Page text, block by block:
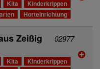
Kita
Kinderkrippen
Horteinrichtung
Zeißig
02977
Kita
Kinderkrippen